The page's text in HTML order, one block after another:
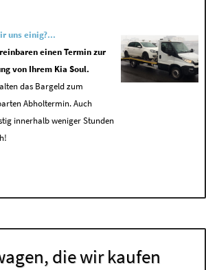
uns einig?...
einen Termin zur
von Ihrem Kia Soul.
das Bargeld zum
Abholtermin. Auch
innerhalb weniger Stunden
die wir kaufen